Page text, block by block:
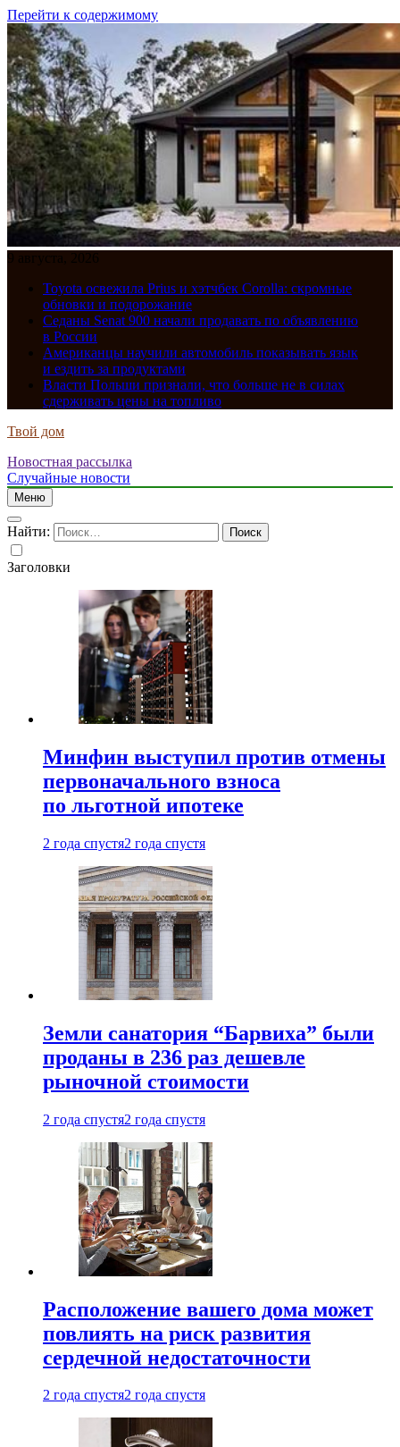
Перейти к содержимому
9 августа, 2026
Toyota освежила Prius и хэтчбек Corolla: скромные
обновки и подорожание
Седаны Senat 900 начали продавать по объявлению
в России
Американцы научили автомобиль показывать язык
и ездить за продуктами
Власти Польши признали, что больше не в силах
сдерживать цены на топливо
Твой дом
Новостная рассылка
Случайные новости
Меню
Найти:
Заголовки
Минфин выступил против отмены
первоначального взноса
по льготной ипотеке
2 года спустя2 года спустя
Земли санатория “Барвиха” были
проданы в 236 раз дешевле
рыночной стоимости
2 года спустя2 года спустя
Расположение вашего дома может
повлиять на риск развития
сердечной недостаточности
2 года спустя2 года спустя